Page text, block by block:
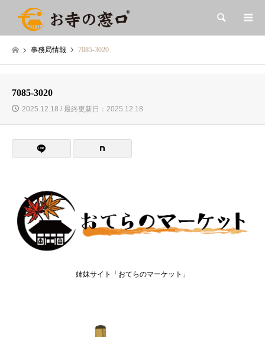
検索
事務局情報 7085-3020
7085-3020
2025.12.18 / 最終更新日：2025.12.18
姉妹サイト「おてらのマーケット」